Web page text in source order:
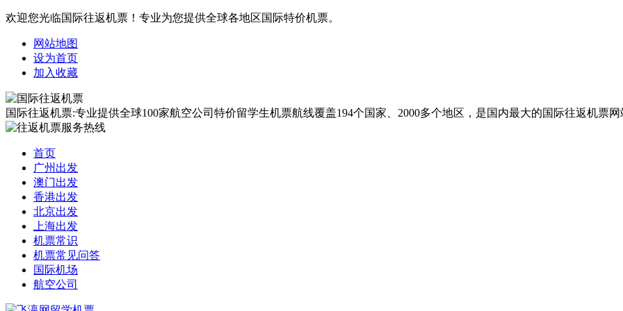
欢迎您光临国际往返机票！专业为您提供全球各地区国际特价机票。
网站地图
设为首页
加入收藏
国际往返机票:专业提供全球100家航空公司特价留学生机票航线覆盖194个国家、2000多个地区，是国内最大的国际往返机票网
首页
广州出发
澳门出发
香港出发
北京出发
上海出发
机票常识
机票常见问答
国际机场
航空公司